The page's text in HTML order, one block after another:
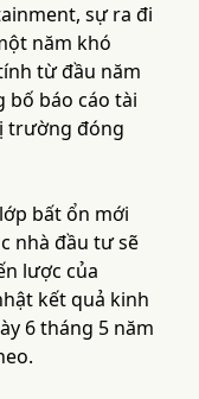
sự ra đi
năm khó
từ đầu năm
bố báo cáo tài
trường đóng
bất ổn mới
nhà đầu tư sẽ
lược của
kết quả kinh
6 tháng 5 năm